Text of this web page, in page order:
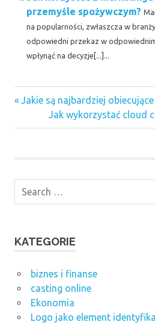
przemyśle spożywczym?
na popularności, zwłaszcza w
odpowiedni przekaz w
wpłynąć na decyzje[...]...
Nawigacja
wpisu
Previous
Jakie są najbardziej
Next
Post:
Jak wykorzystać cloud
KATEGORIE
biznes i finanse
casting online
Ekonomia
Logo jako element